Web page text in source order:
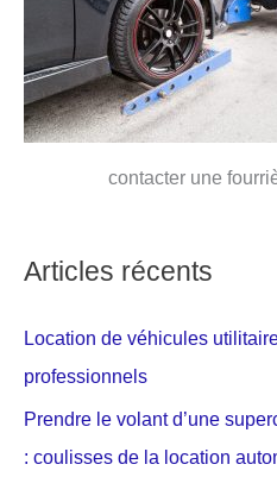
contacter une
Articles récents
Location de véhicules
professionnels
Prendre le volant d’une
: coulisses de la location